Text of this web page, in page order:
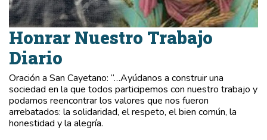
Honrar Nuestro Trabajo
Diario
Oración a San Cayetano: “…Ayúdanos a construir una
sociedad en la que todos participemos con nuestro trabajo y
podamos reencontrar los valores que nos fueron
arrebatados: la solidaridad, el respeto, el bien común, la
honestidad y la alegría.